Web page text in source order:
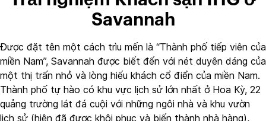
Savannah
Được đặt tên một cách trìu mến là “Thành phố tiếp viên của
miền Nam”, Savannah được biết đến với nét duyên dáng của
một thị trấn nhỏ và lòng hiếu khách cổ điển của miền Nam.
Thành phố tự hào có khu vực lịch sử lớn nhất ở Hoa Kỳ, 22
quảng trường lát đá cuội với những ngôi nhà và khu vườn
lịch sử (hiện đã được khôi phục và biến thành nhà hàng),